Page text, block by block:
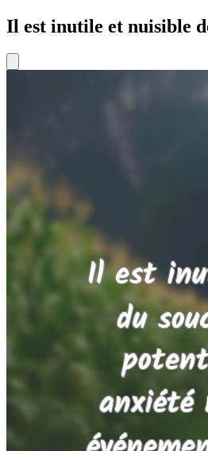
Il est inutile et nuisible